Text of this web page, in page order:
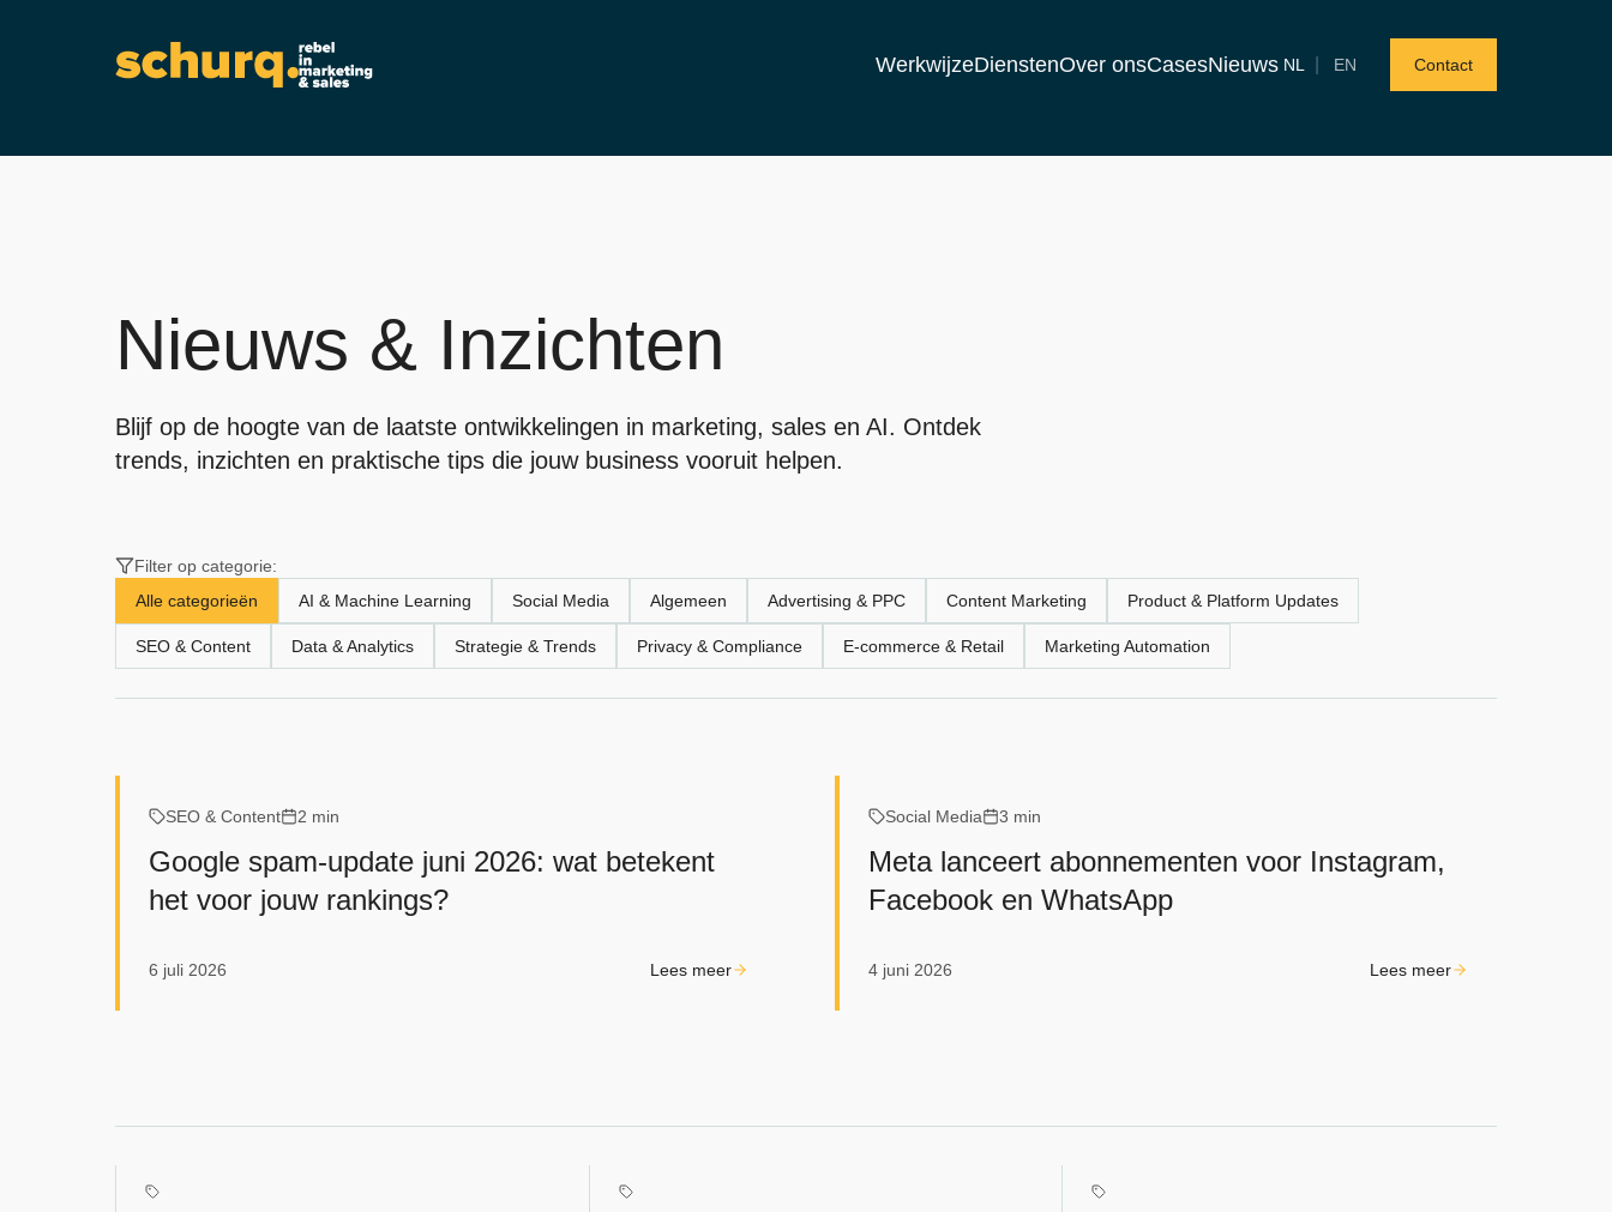
WerkwijzeDienstenOver onsCasesNieuws NL EN Contact
Nieuws & Inzichten
Blijf op de hoogte van de laatste ontwikkelingen in marketing, sales en AI. Ontdek
trends, inzichten en praktische tips die jouw business vooruit helpen.
Filter op categorie:
Alle categorieën
AI & Machine Learning Social Media Algemeen Advertising & PPC Content Marketing Product & Platform Updates
SEO & Content Data & Analytics Strategie & Trends Privacy & Compliance E‑commerce & Retail Marketing Automation
SEO & Content 2 min
Google spam-update juni 2026: wat betekent
het voor jouw rankings?
6 juli 2026 Lees meer
Social Media 3 min
Meta lanceert abonnementen voor Instagram,
Facebook en WhatsApp
4 juni 2026 Lees meer